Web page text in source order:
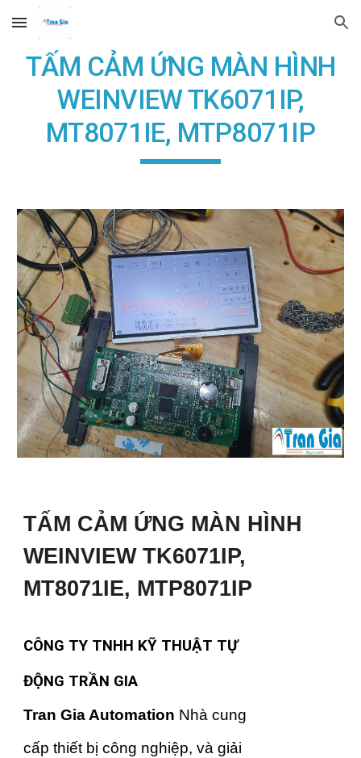
Skip to main content Skip to navigation
TẤM CẢM ỨNG MÀN HÌNH
WEINVIEW TK6071IP,
MT8071IE, MTP8071IP
TẤM CẢM ỨNG MÀN HÌNH
WEINVIEW TK6071IP,
MT8071IE, MTP8071IP
CÔNG TY TNHH KỸ THUẬT TỰ
ĐỘNG TRẦN GIA
Tran Gia Automation Nhà cung
cấp thiết bị công nghiệp, và giải